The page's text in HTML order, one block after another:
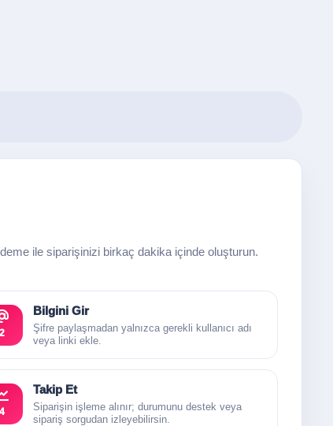
ile siparişinizi birkaç dakika içinde oluşturun.
2
Bilgini Gir
Şifre paylaşmadan yalnızca gerekli kullanıcı adı
veya linki ekle.
4
Takip Et
Siparişin işleme alınır; durumunu destek veya
sipariş sorgudan izleyebilirsin.